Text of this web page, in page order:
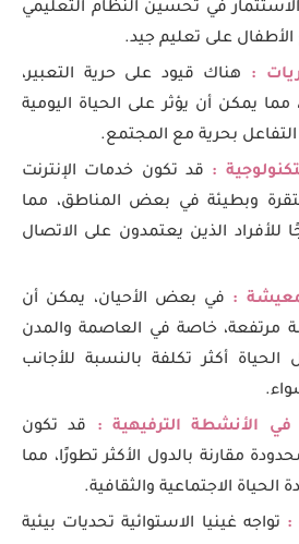
في تحسين النظام التعليمي
على تعليم جيد.
:
هناك قيود على حرية التعبير،
مما يمكن أن يؤثر على الحياة اليومية
التفاعل بحرية مع المجتمع.
: قد تكون خدمات الإنترنت
وبطيئة في بعض المناطق، مما
الذين يعتمدون على الاتصال
: في بعض الأحيان، يمكن أن
مرتفعة، خاصة في العاصمة والمدن
الحياة أكثر تكلفة بالنسبة للأجانب
في الأنشطة الترفيهية :
قد تكون
مقارنة بالدول الأكثر تطورًا، مما
الحياة الاجتماعية والثقافية.
: تواجه غينيا الاستوائية تحديات بيئية